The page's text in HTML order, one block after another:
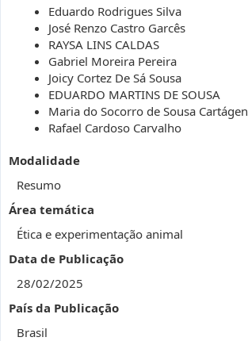
Eduardo Rodrigues Silva
José Renzo Castro Garcês
RAYSA LINS CALDAS
Gabriel Moreira Pereira
Joicy Cortez De Sá Sousa
EDUARDO MARTINS DE SOUSA
Maria do Socorro de Sousa
Rafael Cardoso Carvalho
Modalidade
Resumo
Área temática
Ética e experimentação animal
Data de Publicação
28/02/2025
País da Publicação
Brasil